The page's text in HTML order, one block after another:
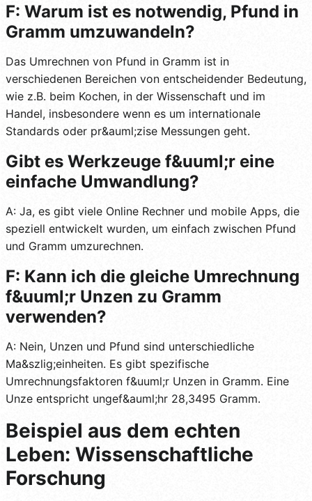
F: Warum ist es notwendig, Pfund in
Gramm umzuwandeln?
Das Umrechnen von Pfund in Gramm ist in
verschiedenen Bereichen von entscheidender Bedeutung,
wie z.B. beim Kochen, in der Wissenschaft und im
Handel, insbesondere wenn es um internationale
Standards oder pr&auml;zise Messungen geht.
Gibt es Werkzeuge f&uuml;r eine
einfache Umwandlung?
A: Ja, es gibt viele Online Rechner und mobile Apps, die
speziell entwickelt wurden, um einfach zwischen Pfund
und Gramm umzurechnen.
F: Kann ich die gleiche Umrechnung
f&uuml;r Unzen zu Gramm
verwenden?
A: Nein, Unzen und Pfund sind unterschiedliche
Ma&szlig;einheiten. Es gibt spezifische
Umrechnungsfaktoren f&uuml;r Unzen in Gramm. Eine
Unze entspricht ungef&auml;hr 28,3495 Gramm.
Beispiel aus dem echten
Leben: Wissenschaftliche
Forschung